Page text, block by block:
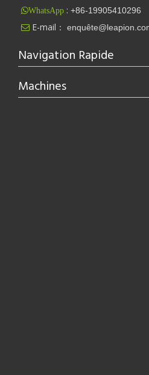
La découpe laser de tôles est
Cutter laser 6w
Découpeur laser 2D
Découpeur laser 2w
WhatsApp : +86-19905410296
 E-mail：
Navigation Rapide
Machines